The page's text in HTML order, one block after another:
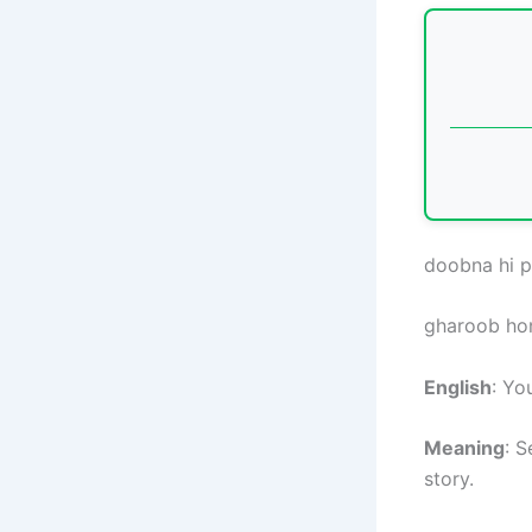
doobna hi
gharoob
English:
Meaning:
story.